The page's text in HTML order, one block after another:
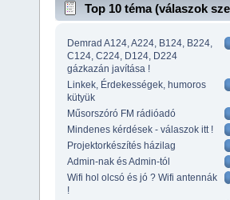
Top 10 téma (válaszok
Demrad A124, A224, B124, B224,
C124, C224, D124, D224
gázkazán javítása !
Linkek, Érdekességek, humoros
kütyük
Műsorszóró FM rádióadó
Mindenes kérdések - válaszok itt !
Projektorkészítés házilag
Admin-nak és Admin-tól
Wifi hol olcsó és jó ? Wifi antennák
!